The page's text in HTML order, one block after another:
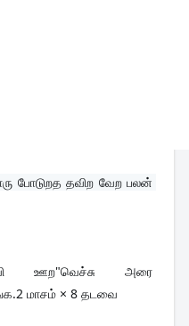
போடுறத தவிற வேற பலன்
ஊற"வெச்சு அரை
மாசம் × 8 தடவை